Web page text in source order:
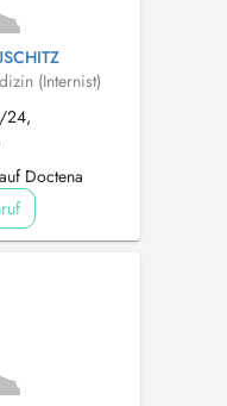
(Internist)
24,
Doctena